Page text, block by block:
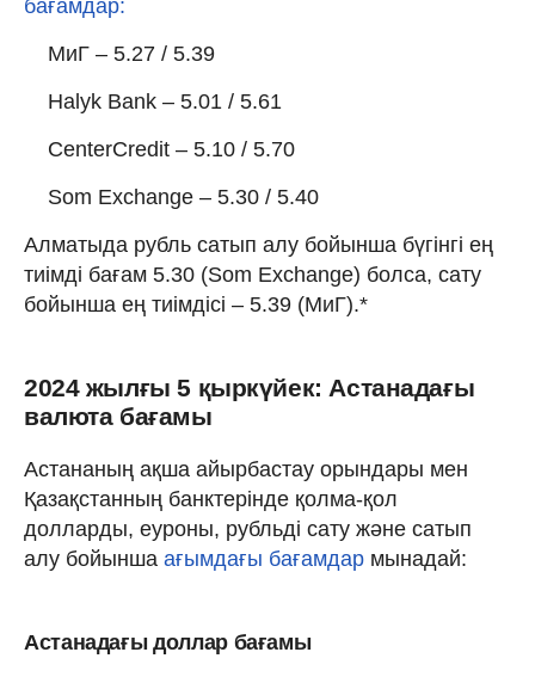
бағамдар:
МиГ – 5.27 / 5.39
Halyk Bank – 5.01 / 5.61
CenterCredit – 5.10 / 5.70
Som Exchange – 5.30 / 5.40
Алматыда рубль сатып алу бойынша бүгінгі ең
тиімді бағам 5.30 (Som Exchange) болса, сату
бойынша ең тиімдісі – 5.39 (МиГ).*
2024 жылғы 5 қыркүйек: Астанадағы
валюта бағамы
Астананың ақша айырбастау орындары мен
Қазақстанның банктерінде қолма-қол
долларды, еуроны, рубльді сату және сатып
алу бойынша ағымдағы бағамдар мынадай:
Астанадағы доллар бағамы